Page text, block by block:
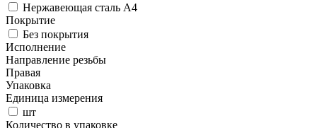
Нержавеющая сталь A4
Покрытие
Без покрытия
Исполнение
Направление резьбы
Правая
Упаковка
Единица измерения
шт
Количество в упаковке